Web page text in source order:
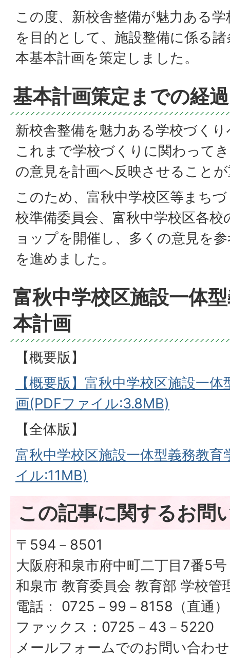
この度、新校舎整備が魅力ある
を目的として、施設整備に係る
本基本計画を策定しました。
基本計画策定までの経過
新校舎整備を魅力ある学校づく
これまで学校づくりに関わって
の意見を計画へ反映させること
このため、富秋中学校区等まち
校準備委員会、富秋中学校区各
ョップを開催し、多くの意見を
を進めました。
富秋中学校区施設一体
本計画
【概要版】
【概要版】富秋中学校区施設一
画(PDFファイル:3.8MB)
【全体版】
富秋中学校区施設一体型義務教
イル:11MB)
この記事に関するお問
〒594－8501
大阪府和泉市府中町二丁目7番5号
和泉市 教育委員会 教育部 学校
電話： 0725－99－8158（直通）
ファックス：0725－43－5220
メールフォームでのお問い合わせ